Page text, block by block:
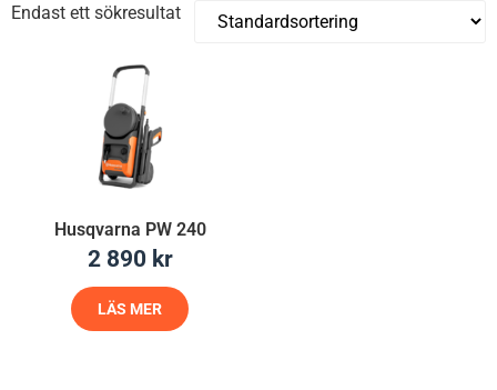
Endast ett sökresultat
Husqvarna PW 240
2 890 kr
LÄS MER